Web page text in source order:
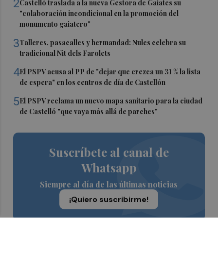
2Castelló traslada a la nueva Gestora de Gaiates su
"colaboración incondicional en la promoción del
monumento gaiatero"
3Talleres, pasacalles y hermandad: Nules celebra su
tradicional Nit dels Farolets
4El PSPV acusa al PP de "dejar que crezca un 31 % la lista
de espera" en los centros de día de Castellón
5El PSPV reclama un nuevo mapa sanitario para la ciudad
de Castelló "que vaya más allá de parches"
Suscríbete al canal de
Whatsapp
Siempre al día de las últimas noticias
¡Quiero suscribirme!